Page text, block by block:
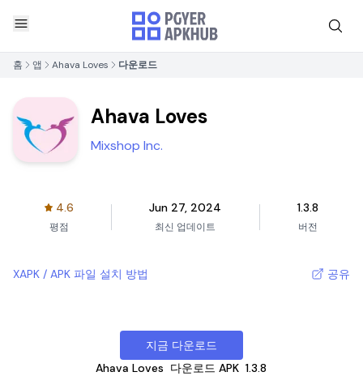
홈 앱 Ahava Loves 다운로드
Ahava Loves
Mixshop Inc.
4.6
평점
Jun 27, 2024
최신 업데이트
1.3.8
버전
XAPK / APK 파일 설치 방법 공유
지금 다운로드
Ahava Loves 다운로드 APK 1.3.8